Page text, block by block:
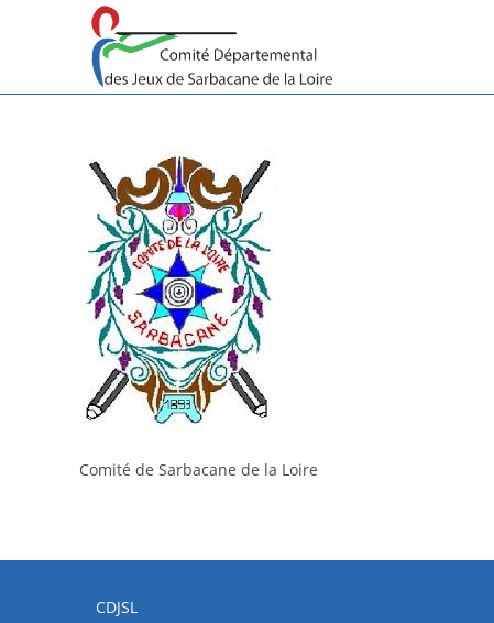
Comité de Sarbacane de la Loire
CDJSL